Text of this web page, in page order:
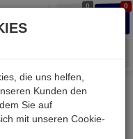
0 0
die uns helfen,
Kunden den
Sie auf
mit unseren Cookie-